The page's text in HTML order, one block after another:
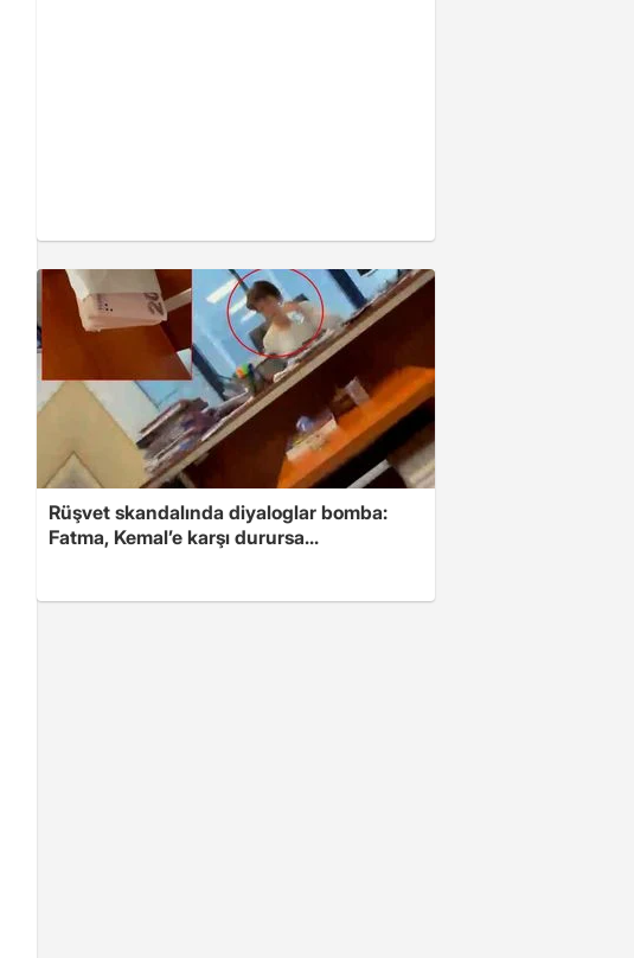
Rüşvet skandalında diyaloglar bomba:
Fatma, Kemal’e karşı durursa...